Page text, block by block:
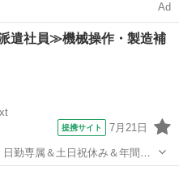
Ad
遣社員≫機械操作・製造補
提携サイト 7月21日
勤専属＆土日祝休み＆年間休
カー通勤OK＆無料駐車場あり
城県常陸大宮市》 人気の